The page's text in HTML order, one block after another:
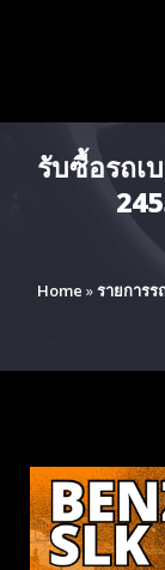
รับซื้อรถเ
Home »รายการร